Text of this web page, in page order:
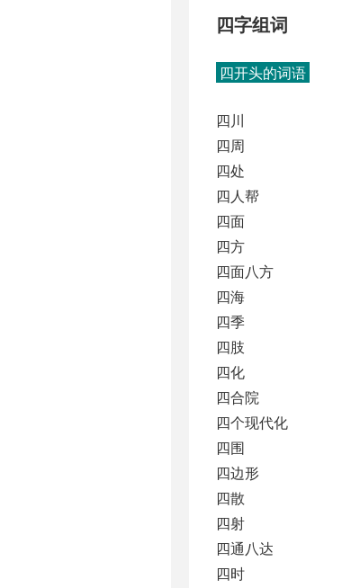
四字组词
四开头的词语
四川
四周
四处
四人帮
四面
四方
四面八方
四海
四季
四肢
四化
四合院
四个现代化
四围
四边形
四散
四射
四通八达
四时